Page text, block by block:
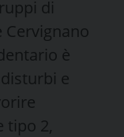
di
Cervignano
è
e
tipo 2,